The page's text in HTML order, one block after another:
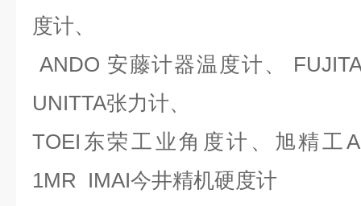
度计、
ANDO 安藤计器温度计、
UNITTA张力计、
TOEI东荣工业角度计、旭精工
1MR IMAI今井精机硬度计